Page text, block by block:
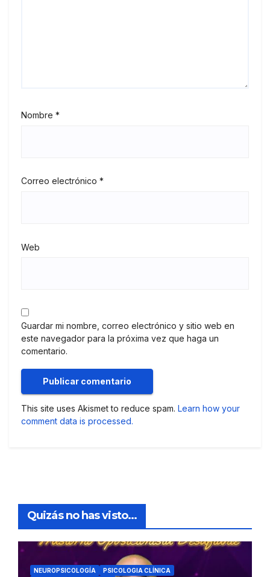
Nombre *
Correo electrónico *
Web
Guardar mi nombre, correo electrónico y sitio web en
este navegador para la próxima vez que haga un
comentario.
This site uses Akismet to reduce spam. Learn how your
comment data is processed.
Quizás no has visto...
NEUROPSICOLOGÍA
PSICOLOGIA CLÍNICA